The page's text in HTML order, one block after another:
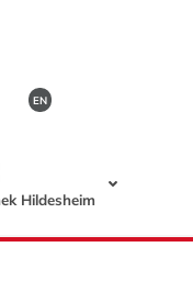
EN
Hildesheim